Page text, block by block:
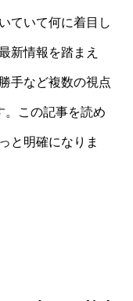
ていて何に着目し
新情報を踏まえ
手など複数の視点
。この記事を読め
と明確になりま